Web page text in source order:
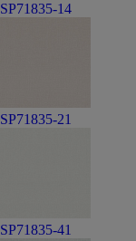
SP71835-14
SP71835-21
SP71835-41